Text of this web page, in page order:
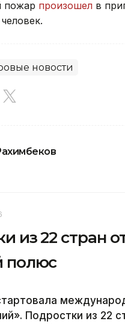
пожар произошел в
новости
из 22 стран
полюс
Подростки из 22